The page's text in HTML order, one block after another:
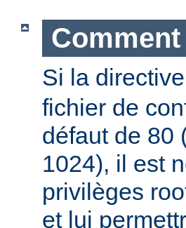
Si la directive
fichier de
défaut de 80
1024), il est
privilèges
et lui